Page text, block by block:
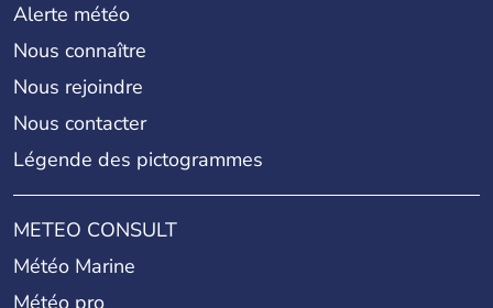
Alerte météo
Nous connaître
Nous rejoindre
Nous contacter
Légende des pictogrammes
METEO CONSULT
Météo Marine
Météo pro